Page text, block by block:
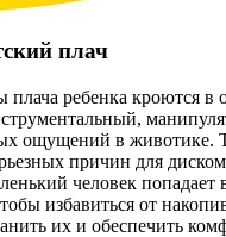
плач
плача ребенка кроются
ощущений в животике.
причин для
человек
избавиться от
их и обеспечить